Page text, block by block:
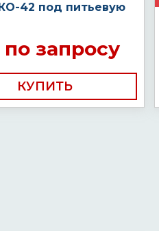
42 под питьевую
запросу
КУПИТЬ